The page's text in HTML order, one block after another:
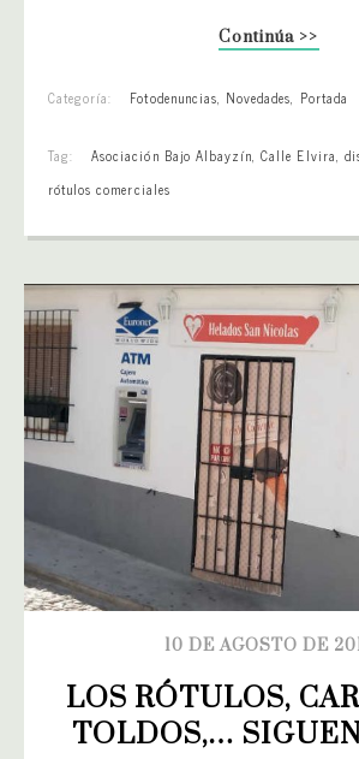
Continúa >>
Categoría: Fotodenuncias, Novedades, Portada
Tag: Asociación Bajo Albayzín,Calle Elvira,
rótulos comerciales
10 DE AGOSTO DE
LOS RÓTULOS,
TOLDOS,…